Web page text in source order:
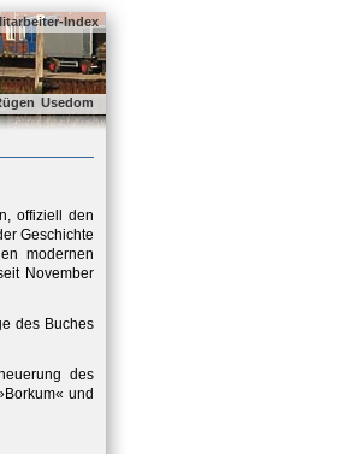
Index
Usedom
offiziell den
Geschichte
modernen
November
des Buches
des
und